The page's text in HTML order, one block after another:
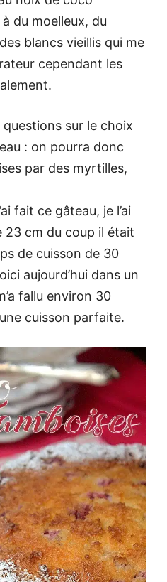
du moelleux, du
blancs vieillis qui me
cependant les
questions sur le choix
: on pourra donc
par des myrtilles,
fait ce gâteau, je l’ai
23 cm du coup il était
de cuisson de 30
aujourd’hui dans un
fallu environ 30
cuisson parfaite.